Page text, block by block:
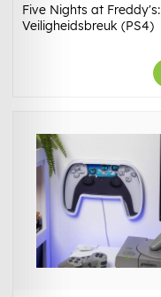
Five Nights at Freddy's:
Veiligheidsbreuk (PS4)